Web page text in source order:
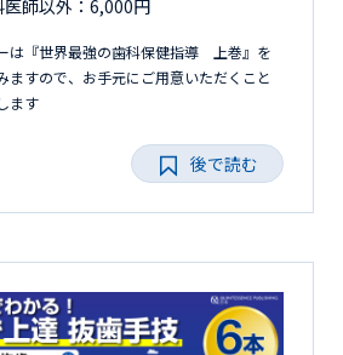
医師以外：6,000円
は『世界最強の歯科保健指導 上巻』を
ますので、お手元にご用意いただくこと
ます
後で読む